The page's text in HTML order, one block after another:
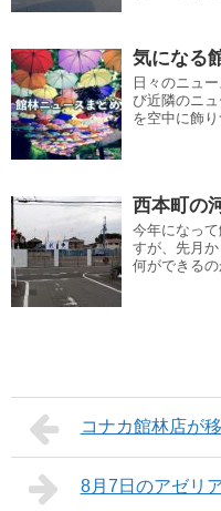
気になる
日々のニュ
び近隣のニ
を空中に飾
西本町の
今年になっ
すが、先月
何ができる
コナカ館林店が
8月7日のアゼリ